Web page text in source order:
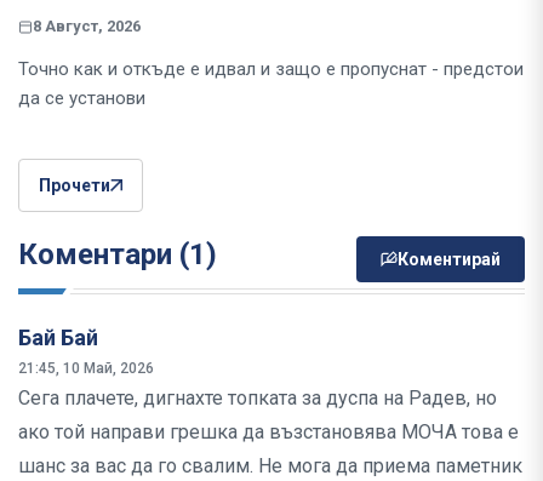
8 Август, 2026
Точно как и откъде е идвал и защо е пропуснат - предстои
да се установи
Прочети
Коментари (1) Коментирай
Бай Бай
21:45, 10 Май, 2026
Сега плачете, дигнахте топката за дуспа на Радев, но
ако той направи грешка да възстановява МОЧА това е
шанс за вас да го свалим. Не мога да приема паметник